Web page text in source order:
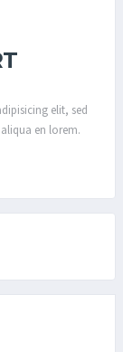
elit, sed
en lorem.